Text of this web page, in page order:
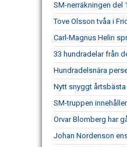
SM-nerräkningen del
Tove Olsson tvåa i
Carl-Magnus Helin
33 hundradelar från
Hundradelsnära
Nytt snyggt årtsbästa
SM-truppen
Orvar Blomberg har
Johan Nordenson